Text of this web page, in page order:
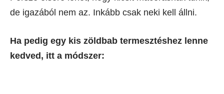
de igazából nem az. Inkább csak neki kell állni.
Ha pedig egy kis zöldbab termesztéshez lenne
kedved, itt a módszer: